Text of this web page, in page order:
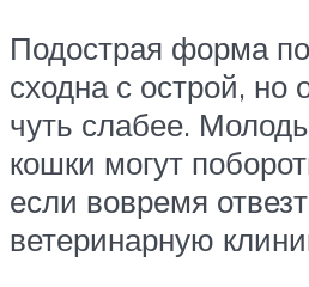
Подострая форма
сходна с острой,
чуть слабее.
кошки могут
если вовремя
ветеринарную